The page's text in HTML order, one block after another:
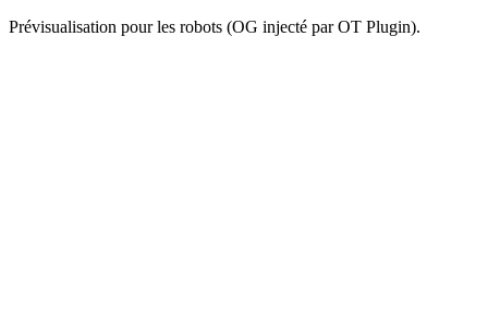
Prévisualisation pour les robots (OG injecté par OT Plugin).